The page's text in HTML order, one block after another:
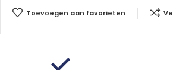
Toevoegen aan favorieten